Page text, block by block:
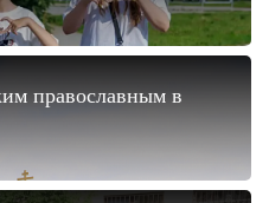
православным в